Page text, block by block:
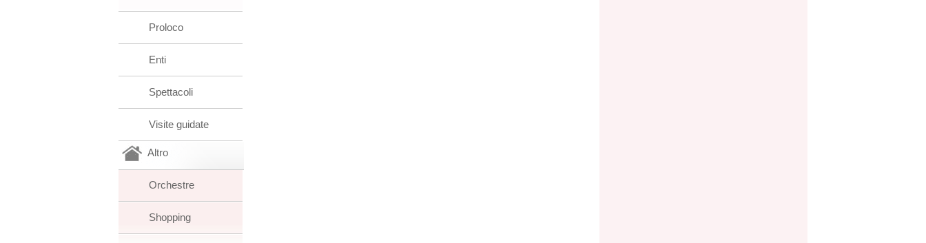
Proloco
Enti
Spettacoli
Visite guidate
Altro
Orchestre
Shopping